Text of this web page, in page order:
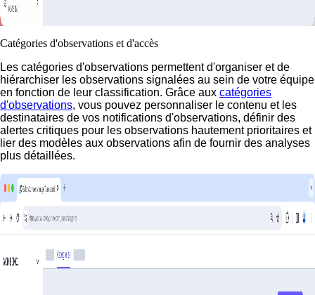
Catégories d'observations et d'accès
Les catégories d'observations permettent d'organiser et de
hiérarchiser les observations signalées au sein de votre équipe
en fonction de leur classification. Grâce aux catégories
d'observations, vous pouvez personnaliser le contenu et les
destinataires de vos notifications d'observations, définir des
alertes critiques pour les observations hautement prioritaires et
lier des modèles aux observations afin de fournir des analyses
plus détaillées.